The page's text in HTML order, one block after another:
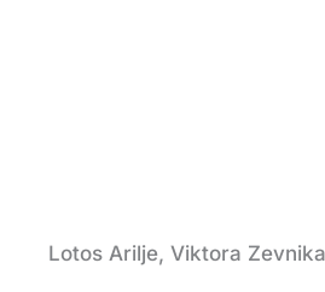
Lotos Arilje, Viktora